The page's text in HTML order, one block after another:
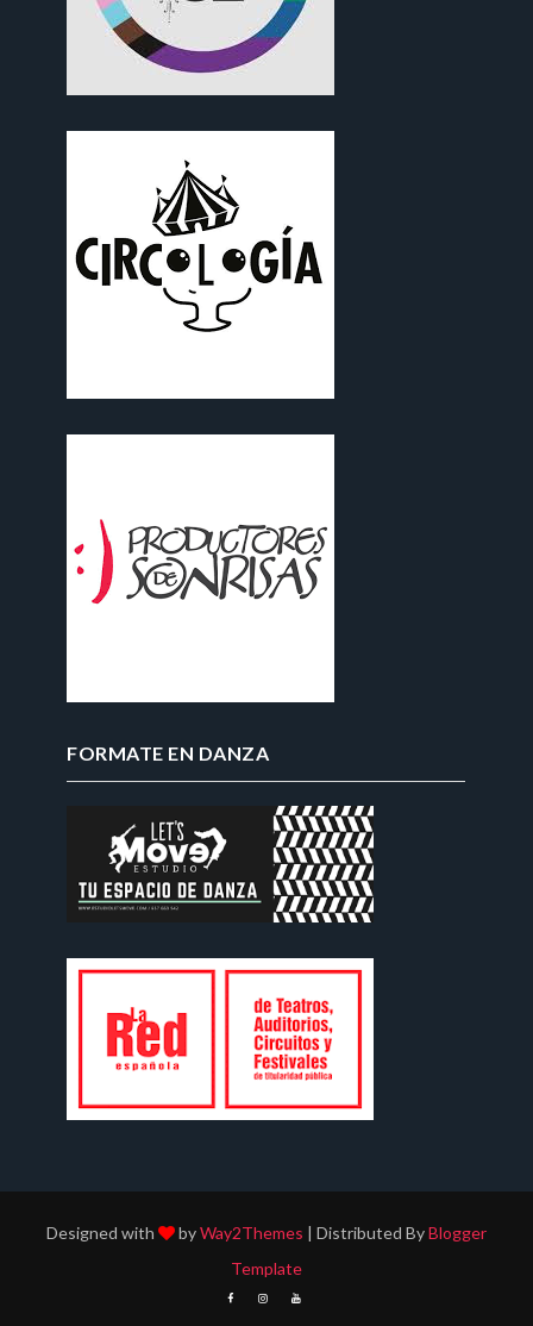
FORMATE EN DANZA
Designed with byWay2Themes | Distributed ByBlogger
Template